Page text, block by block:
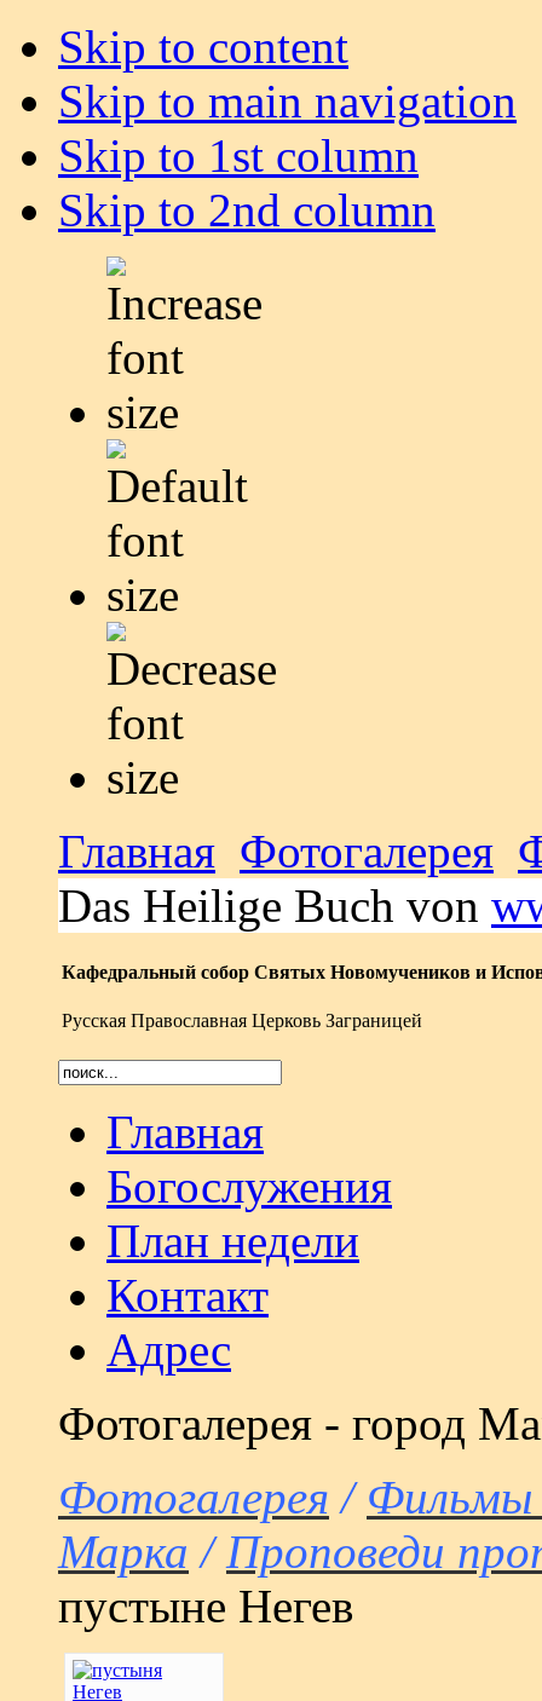
Skip to content
Skip to main navigation
Skip to 1st column
Skip to 2nd column
Главная Фотогалерея
Das Heilige Buch von
Кафедральный собор Святых Новомучеников и
Русская Православная Церковь Заграницей
Главная
Богослужения
План недели
Контакт
Адрес
Фотогалерея - город
Фотогалерея / Фильмы
Марка /Проповеди
пустыне Негев